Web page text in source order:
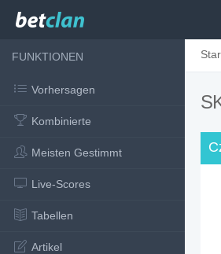
FUNKTIONEN
Vorhersagen
Kombinierte
Meisten Gestimmt
Live-Scores
Tabellen
Artikel